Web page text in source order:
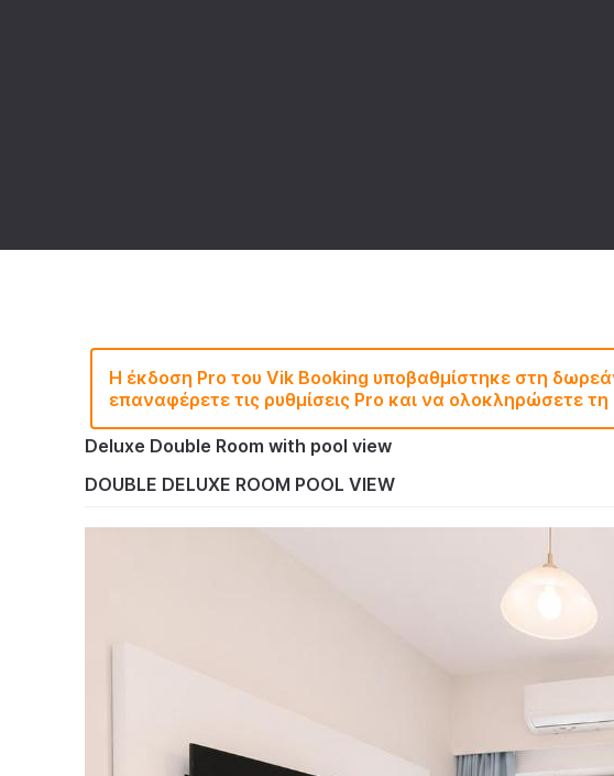
Η έκδοση Pro του Vik Booking υποβαθμίστηκε στη
επαναφέρετε τις ρυθμίσεις Pro και να ολοκληρώσετε
Deluxe Double Room with pool view
DOUBLE DELUXE ROOM POOL VIEW